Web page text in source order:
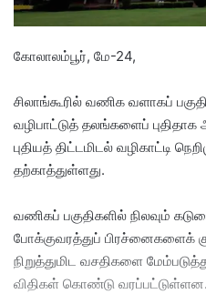
கோலாலம்பூர், மே-24,
​சிலாங்கூரில் வணிக வளாகப்
வழிபாட்டுத் தலங்களைப்
புதியத் திட்டமிடல் வழிகாட்டி
தற்காத்துள்ளது.
வணிகப் பகுதிகளில் நிலவும்
போக்குவரத்துப் பிரச்னைகளைக்
நிறுத்துமிட வசதிகளை
விதிகள் கொண்டு வரப்பட்டுள்ளன.